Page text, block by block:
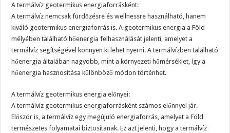
A termálvíz geotermikus energiaforrásként:
A termálvíz nemcsak fürdőzésre és wellnessre használható, hanem
kiváló geotermikus energiaforrás is. A geotermikus energia a Föld
mélyében található hőenergia felhasználását jelenti, amelyet a
termálvíz segítségével könnyen ki lehet nyerni. A termálvízben található
hőenergia általában nagyobb, mint a környezeti hőmérséklet, így a
hőenergia hasznosítása különböző módon történhet.
A termálvíz geotermikus energia előnyei:
A termálvíz geotermikus energiaforrásként számos előnnyel jár.
Először is, a termálvíz egy megújuló energiaforrás, amelyet a Föld
természetes folyamatai biztosítanak. Ez azt jelenti, hogy a termálvíz